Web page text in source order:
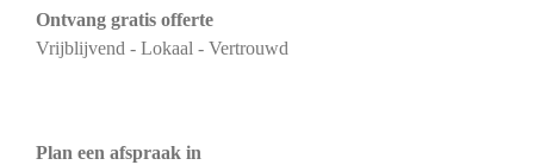
Ontvang gratis offerte
Vrijblijvend - Lokaal - Vertrouwd
Plan een afspraak in